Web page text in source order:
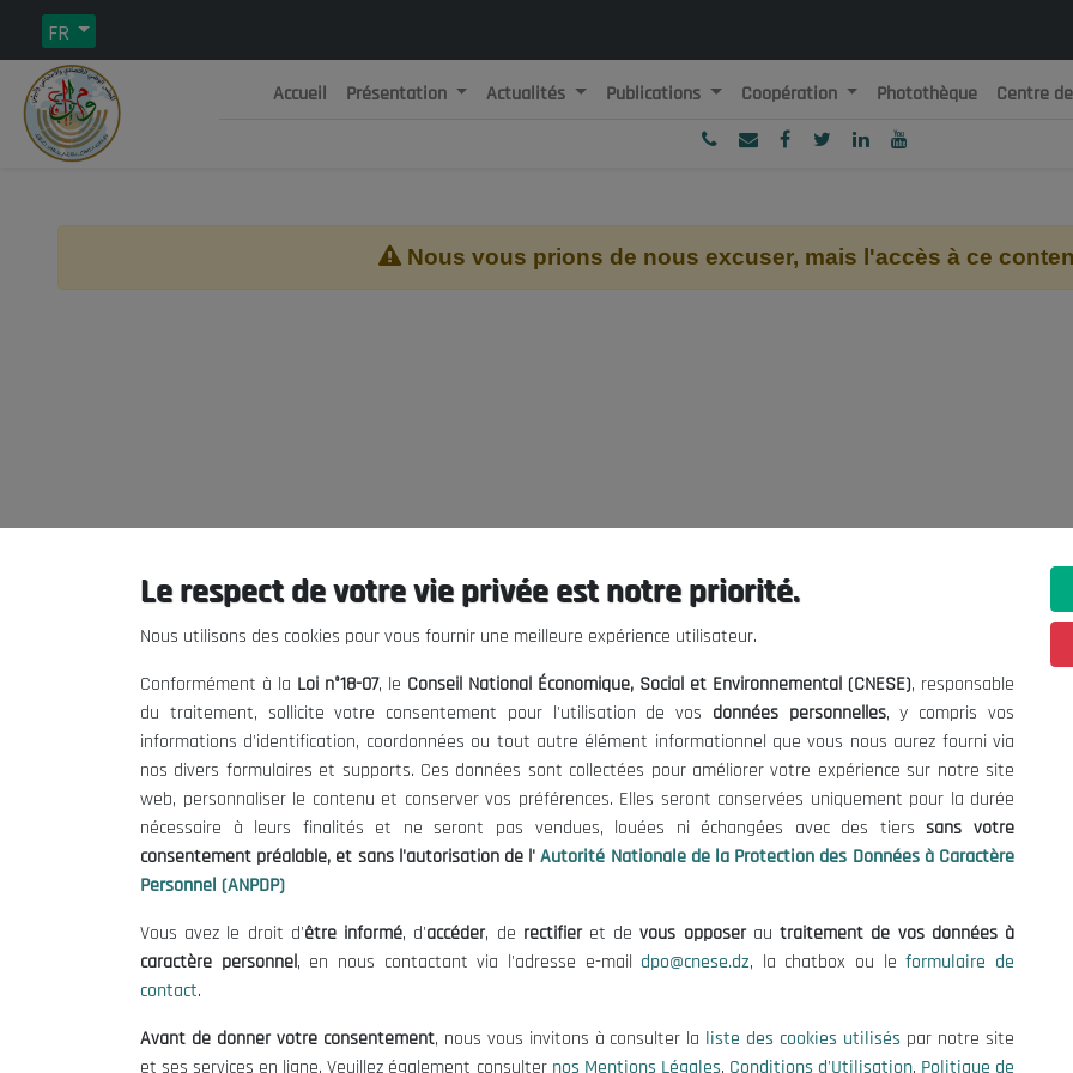
FR
République Algérienne Démocratique et Populaire
Accueil Présentation Actualités Publications Coopération Photothèque Centre
Nous vous prions de nous excuser, mais l'accès à ce
Le CNESE
Le président
Organisation
Publications
Informations utiles
Mentions Légales
Conditions d'Utilisation
Politique de Protection des Données
Politique des Cookies
contact@cnese.dz
Suggestions ou Initiatives ?
Newsletter
Inscrivez-vous, soyez le premier à
nos dernières nouvelles.
Suivez-Nous!
© 2026 Conseil National Économique, Social et Environnemental
Le respect de votre vie privée est notre priorité.
Nous utilisons des cookies pour vous fournir une meilleure expérience utilisateur.
Conformément à la Loi n°18-07, le Conseil National Économique, Social et Environnemental (CNESE), responsable
du traitement, sollicite votre consentement pour l'utilisation de vos données personnelles, y compris vos
informations d'identification, coordonnées ou tout autre élément informationnel que vous nous aurez fourni via
nos divers formulaires et supports. Ces données sont collectées pour améliorer votre expérience sur notre site
web, personnaliser le contenu et conserver vos préférences. Elles seront conservées uniquement pour la durée
nécessaire à leurs finalités et ne seront pas vendues, louées ni échangées avec des tierssans votre
consentement préalable, et sans l'autorisation de l' Autorité Nationale de la Protection des Données à Caractère
Personnel (ANPDP)
Vous avez le droit d'être informé, d'accéder, de rectifieret devous opposerautraitement de vos données à
caractère personnel, en nous contactant via l'adresse e-mail dpo@cnese.dz, la chatbox ou leformulaire de
contact.
Avant de donner votre consentement, nous vous invitons à consulter la liste des cookies utilisés par notre site
et ses services en ligne. Veuillez également consulter nos Mentions Légales, Conditions d'Utilisation, Politique de